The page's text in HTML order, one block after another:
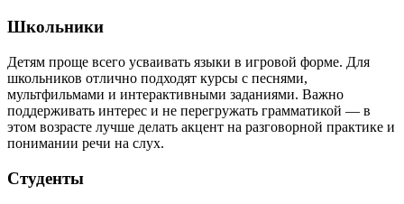
Школьники
Детям проще всего усваивать языки в игровой форме. Для
школьников отлично подходят курсы с песнями,
мультфильмами и интерактивными заданиями. Важно
поддерживать интерес и не перегружать грамматикой — в
этом возрасте лучше делать акцент на разговорной практике и
понимании речи на слух.
Студенты